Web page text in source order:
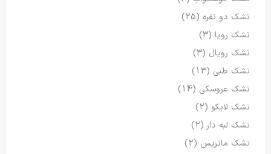
تشک دو نفره (25)
تشک رویا (3)
تشک رویال (3)
تشک طبی (13)
تشک عروسکی (14)
تشک لایکو (2)
تشک لبه دار (2)
تشک ماتریس (2)